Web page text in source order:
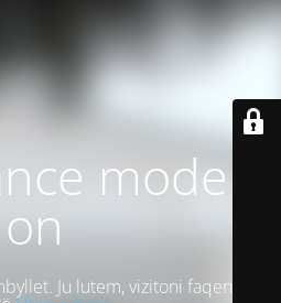
mode is
on
Ju lutem, vizitoni faqen tonë